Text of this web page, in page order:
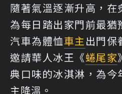
隨著氣溫逐漸升高，在
為每日踏出家門前最猶
汽車為體恤車主出門保
邀請華人冰王《蜷尾家
典口味的冰淇淋，為今
主降溫。